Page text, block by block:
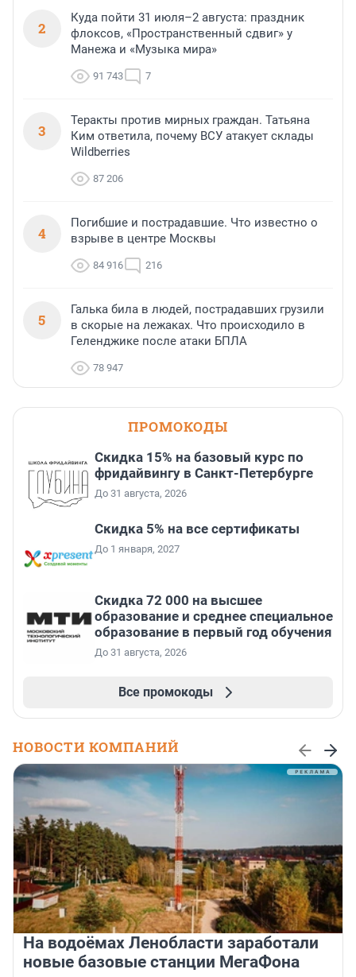
2
Куда пойти 31 июля–2 августа: праздник
флоксов, «Пространственный сдвиг» у
Манежа и «Музыка мира»
91 743 7
3
Теракты против мирных граждан. Татьяна
Ким ответила, почему ВСУ атакует склады
Wildberries
87 206
4
Погибшие и пострадавшие. Что известно о
взрыве в центре Москвы
84 916 216
5
Галька била в людей, пострадавших грузили
в скорые на лежаках. Что происходило в
Геленджике после атаки БПЛА
78 947
ПРОМОКОДЫ
Скидка 15% на базовый курс по
фридайвингу в Санкт-Петербурге
До 31 августа, 2026
Скидка 5% на все сертификаты
До 1 января, 2027
Скидка 72 000 на высшее
образование и среднее специальное
образование в первый год обучения
До 31 августа, 2026
Все промокоды
НОВОСТИ КОМПАНИЙ
На водоёмах Ленобласти заработали
новые базовые станции МегаФона